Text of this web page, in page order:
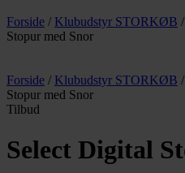
Forside / Klubudstyr STORKØB /
Stopur med Snor
Forside / Klubudstyr STORKØB /
Stopur med Snor
Tilbud
Select Digital